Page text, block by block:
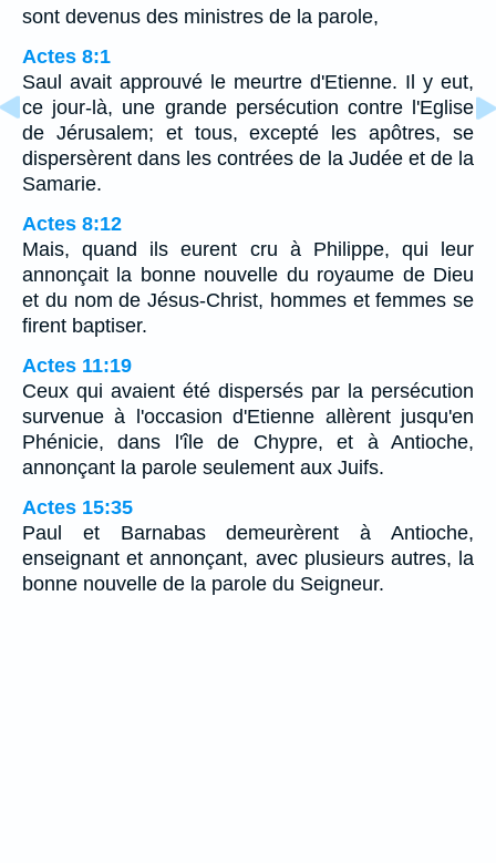
sont devenus des ministres de la parole,
Actes 8:1
Saul avait approuvé le meurtre d'Etienne. Il y eut,
ce jour-là, une grande persécution contre l'Eglise
de Jérusalem; et tous, excepté les apôtres, se
dispersèrent dans les contrées de la Judée et de la
Samarie.
Actes 8:12
Mais, quand ils eurent cru à Philippe, qui leur
annonçait la bonne nouvelle du royaume de Dieu
et du nom de Jésus-Christ, hommes et femmes se
firent baptiser.
Actes 11:19
Ceux qui avaient été dispersés par la persécution
survenue à l'occasion d'Etienne allèrent jusqu'en
Phénicie, dans l'île de Chypre, et à Antioche,
annonçant la parole seulement aux Juifs.
Actes 15:35
Paul et Barnabas demeurèrent à Antioche,
enseignant et annonçant, avec plusieurs autres, la
bonne nouvelle de la parole du Seigneur.